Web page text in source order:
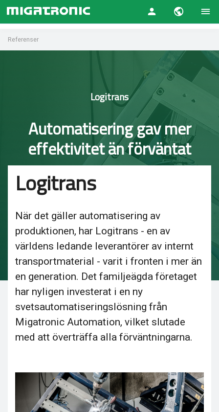
Referenser
Logitrans
Automatisering gav mer
effektivitet än förväntat
Logitrans
När det gäller automatisering av
produktionen, har Logitrans - en av
världens ledande leverantörer av internt
transportmaterial - varit i fronten i mer än
en generation. Det familjeägda företaget
har nyligen investerat i en ny
svetsautomatiseringslösning från
Migatronic Automation, vilket slutade
med att överträffa alla förväntningarna.